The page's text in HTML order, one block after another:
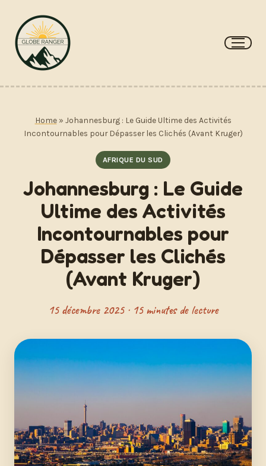
contenu
Home» Johannesburg : Le Guide Ultime des Activités
Incontournables pour Dépasser les Clichés (Avant Kruger)
AFRIQUE DU SUD
Johannesburg : Le Guide
Ultime des Activités
Incontournables pour
Dépasser les Clichés
(Avant Kruger)
15 décembre 2025 · 15 minutes de lecture